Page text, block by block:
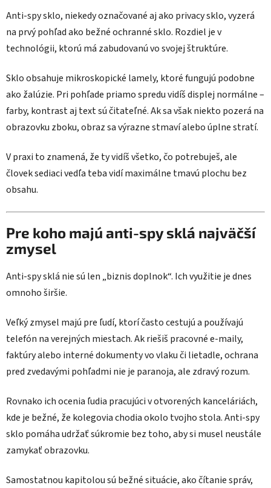
Anti-spy sklo, niekedy označované aj ako privacy sklo, vyzerá
na prvý pohľad ako bežné ochranné sklo. Rozdiel je v
technológii, ktorú má zabudovanú vo svojej štruktúre.
Sklo obsahuje mikroskopické lamely, ktoré fungujú podobne
ako žalúzie. Pri pohľade priamo spredu vidíš displej normálne –
farby, kontrast aj text sú čitateľné. Ak sa však niekto pozerá na
obrazovku zboku, obraz sa výrazne stmaví alebo úplne stratí.
V praxi to znamená, že ty vidíš všetko, čo potrebuješ, ale
človek sediaci vedľa teba vidí maximálne tmavú plochu bez
obsahu.
Pre koho majú anti-spy sklá najväčší
zmysel
Anti-spy sklá nie sú len „biznis doplnok“. Ich využitie je dnes
omnoho širšie.
Veľký zmysel majú pre ľudí, ktorí často cestujú a používajú
telefón na verejných miestach. Ak riešiš pracovné e-maily,
faktúry alebo interné dokumenty vo vlaku či lietadle, ochrana
pred zvedavými pohľadmi nie je paranoja, ale zdravý rozum.
Rovnako ich ocenia ľudia pracujúci v otvorených kanceláriách,
kde je bežné, že kolegovia chodia okolo tvojho stola. Anti-spy
sklo pomáha udržať súkromie bez toho, aby si musel neustále
zamykať obrazovku.
Samostatnou kapitolou sú bežné situácie, ako čítanie správ,